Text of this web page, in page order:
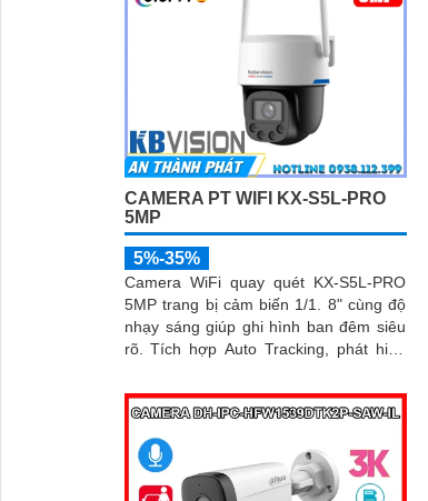
CAMERA PT WIFI KX-S5L-PRO
5MP
5%-35%
Camera WiFi quay quét KX-S5L-PRO
5MP trang bị cảm biến 1/1. 8" cùng độ
nhạy sáng giúp ghi hình ban đêm siêu
rõ. Tích hợp Auto Tracking, phát hiện